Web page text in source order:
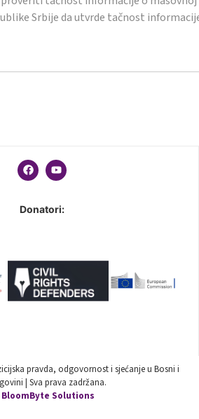
Srbije da utvrde tačnost
Donatori:
pravda, odgovornost i sjećanje u Bosni i
| Sva prava zadržana.
BloomByte Solutions